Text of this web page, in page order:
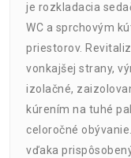
je rozkladacia
WC a sprchovým
priestorov.
vonkajšej strany,
izolačné,
kúrením na tuhé
celoročné
vďaka